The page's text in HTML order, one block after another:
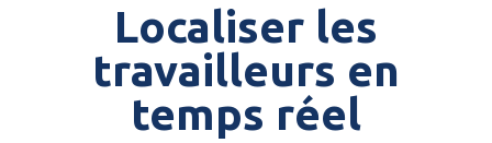
Localiser les
travailleurs en
temps réel